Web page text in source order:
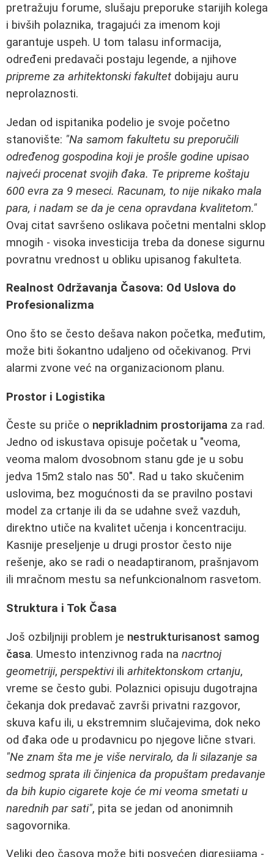
pretražuju forume, slušaju preporuke starijih kolega
i bivših polaznika, tragajući za imenom koji
garantuje uspeh. U tom talasu informacija,
određeni predavači postaju legende, a njihove
pripreme za arhitektonski fakultet dobijaju auru
neprolaznosti.
Jedan od ispitanika podelio je svoje početno
stanovište: "Na samom fakultetu su preporučili
određenog gospodina koji je prošle godine upisao
najveći procenat svojih đaka. Te pripreme koštaju
600 evra za 9 meseci. Racunam, to nije nikako mala
para, i nadam se da je cena opravdana kvalitetom."
Ovaj citat savršeno oslikava početni mentalni sklop
mnogih - visoka investicija treba da donese sigurnu
povratnu vrednost u obliku upisanog fakulteta.
Realnost Održavanja Časova: Od Uslova do
Profesionalizma
Ono što se često dešava nakon početka, međutim,
može biti šokantno udaljeno od očekivanog. Prvi
alarmi zvone već na organizacionom planu.
Prostor i Logistika
Česte su priče o neprikladnim prostorijama za rad.
Jedno od iskustava opisuje početak u "veoma,
veoma malom dvosobnom stanu gde je u sobu
jedva 15m2 stalo nas 50". Rad u tako skučenim
uslovima, bez mogućnosti da se pravilno postavi
model za crtanje ili da se udahne svež vazduh,
direktno utiče na kvalitet učenja i koncentraciju.
Kasnije preseljenje u drugi prostor često nije
rešenje, ako se radi o neadaptiranom, prašnjavom
ili mračnom mestu sa nefunkcionalnom rasvetom.
Struktura i Tok Časa
Još ozbiljniji problem je nestrukturisanost samog
časa. Umesto intenzivnog rada na nacrtnoj
geometriji, perspektiviili arhitektonskom crtanju,
vreme se često gubi. Polaznici opisuju dugotrajna
čekanja dok predavač završi privatni razgovor,
skuva kafu ili, u ekstremnim slučajevima, dok neko
od đaka ode u prodavnicu po njegove lične stvari.
"Ne znam šta me je više nerviralo, da li silazanje sa
sedmog sprata ili činjenica da propuštam predavanje
da bih kupio cigarete koje će mi veoma smetati u
narednih par sati", pita se jedan od anonimnih
sagovornika.
Veliki deo časova može biti posvećen digresijama -